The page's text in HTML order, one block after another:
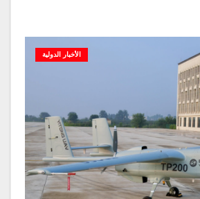
الأخبار الدولية